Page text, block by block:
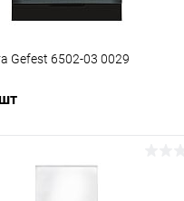
Gefest 6502-03 0029
В корзину